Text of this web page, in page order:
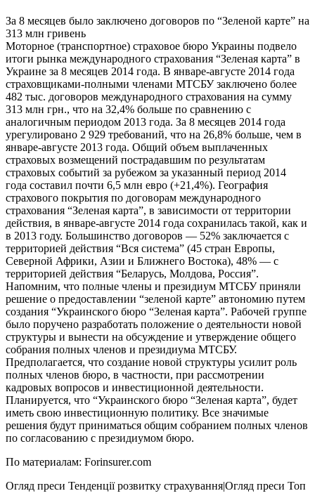
За 8 месяцев было заключено договоров по “Зеленой карте” на
313 млн гривень
Моторное (транспортное) страховое бюро Украины подвело
итоги рынка международного страхования “Зеленая карта” в
Украине за 8 месяцев 2014 года. В январе-августе 2014 года
страховщиками-полными членами МТСБУ заключено более
482 тыс. договоров международного страхования на сумму
313 млн грн., что на 32,4% больше по сравнению с
аналогичным периодом 2013 года. За 8 месяцев 2014 года
урегулировано 2 929 требований, что на 26,8% больше, чем в
январе-августе 2013 года. Общий объем выплаченных
страховых возмещений пострадавшим по результатам
страховых событий за рубежом за указанный период 2014
года составил почти 6,5 млн евро (+21,4%). География
страхового покрытия по договорам международного
страхования “Зеленая карта”, в зависимости от территории
действия, в январе-августе 2014 года сохранилась такой, как и
в 2013 году. Большинство договоров — 52% заключается с
территорией действия “Вся система” (45 стран Европы,
Северной Африки, Азии и Ближнего Востока), 48% — с
территорией действия “Беларусь, Молдова, Россия”.
Напомним, что полные члены и президиум МТСБУ приняли
решение о предоставлении “зеленой карте” автономию путем
создания “Украинского бюро “Зеленая карта”. Рабочей группе
было поручено разработать положение о деятельности новой
структуры и вынести на обсуждение и утверждение общего
собрания полных членов и президиума МТСБУ.
Предполагается, что создание новой структуры усилит роль
полных членов бюро, в частности, при рассмотрении
кадровых вопросов и инвестиционной деятельности.
Планируется, что “Украинского бюро “Зеленая карта”, будет
иметь свою инвестиционную политику. Все значимые
решения будут приниматься общим собранием полных членов
по согласованию с президиумом бюро.
По материалам: Forinsurer.com
Огляд преси Тенденції розвитку страхування|Огляд преси Топ